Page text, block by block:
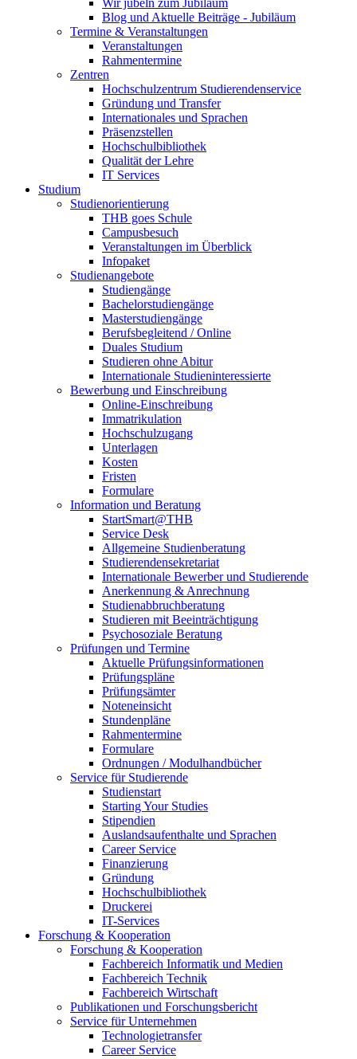
Wir jubeln zum Jubiläum
Blog und Aktuelle Beiträge - Jubiläum
Termine & Veranstaltungen
Veranstaltungen
Rahmentermine
Zentren
Hochschulzentrum Studierendenservice
Gründung und Transfer
Internationales und Sprachen
Präsenzstellen
Hochschulbibliothek
Qualität der Lehre
IT Services
Studium
Studienorientierung
THB goes Schule
Campusbesuch
Veranstaltungen im Überblick
Infopaket
Studienangebote
Studiengänge
Bachelorstudiengänge
Masterstudiengänge
Berufsbegleitend / Online
Duales Studium
Studieren ohne Abitur
Internationale Studieninteressierte
Bewerbung und Einschreibung
Online-Einschreibung
Immatrikulation
Hochschulzugang
Unterlagen
Kosten
Fristen
Formulare
Information und Beratung
StartSmart@THB
Service Desk
Allgemeine Studienberatung
Studierendensekretariat
Internationale Bewerber und Studierende
Anerkennung & Anrechnung
Studienabbruchberatung
Studieren mit Beeinträchtigung
Psychosoziale Beratung
Prüfungen und Termine
Aktuelle Prüfungsinformationen
Prüfungspläne
Prüfungsämter
Noteneinsicht
Stundenpläne
Rahmentermine
Formulare
Ordnungen / Modulhandbücher
Service für Studierende
Studienstart
Starting Your Studies
Stipendien
Auslandsaufenthalte und Sprachen
Career Service
Finanzierung
Gründung
Hochschulbibliothek
Druckerei
IT-Services
Forschung & Kooperation
Forschung & Kooperation
Fachbereich Informatik und Medien
Fachbereich Technik
Fachbereich Wirtschaft
Publikationen und Forschungsbericht
Service für Unternehmen
Technologietransfer
Career Service